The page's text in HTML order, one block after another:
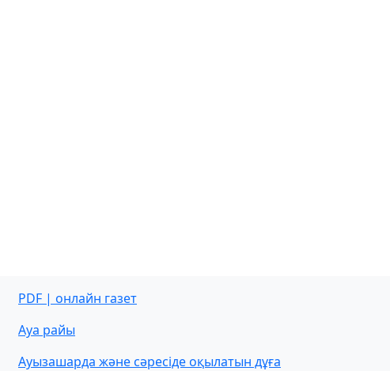
PDF | онлайн газет
Ауа райы
Ауызашарда және сәресіде оқылатын дұға